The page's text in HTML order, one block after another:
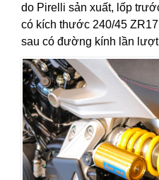
do Pirelli sản xuất, lốp
có kích thước 240/45
sau có đường kính lần lượt